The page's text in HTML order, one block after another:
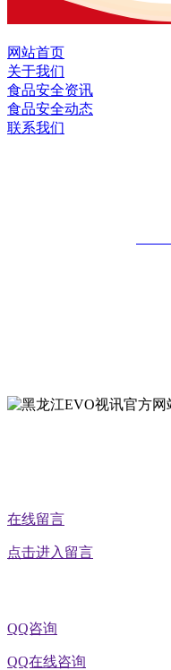
网站首页
关于我们
食品安全资讯
食品安全动态
联系我们
在线留言
点击进入留言
QQ咨询
QQ在线咨询